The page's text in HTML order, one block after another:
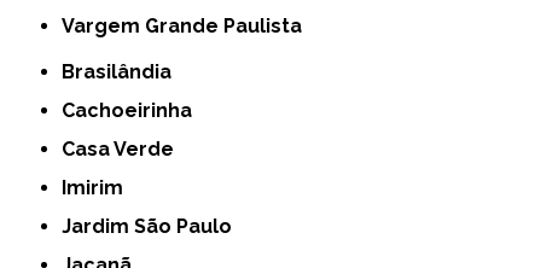
Vargem Grande Paulista
Brasilândia
Cachoeirinha
Casa Verde
Imirim
Jardim São Paulo